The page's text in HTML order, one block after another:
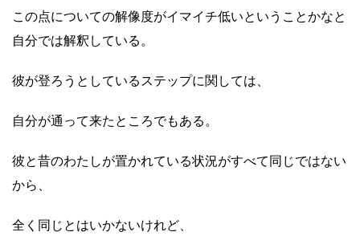
この点についての解像度がイマイチ低いということかなと
自分では解釈している。
彼が登ろうとしているステップに関しては、
自分が通って来たところでもある。
彼と昔のわたしが置かれている状況がすべて同じではない
から、
全く同じとはいかないけれど、